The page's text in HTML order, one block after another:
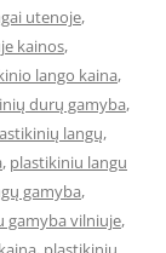
utenoje,
kainos,
lango kaina,
durų gamyba,
langų,
, plastikiniu langu
gamyba,
gamyba vilniuje,